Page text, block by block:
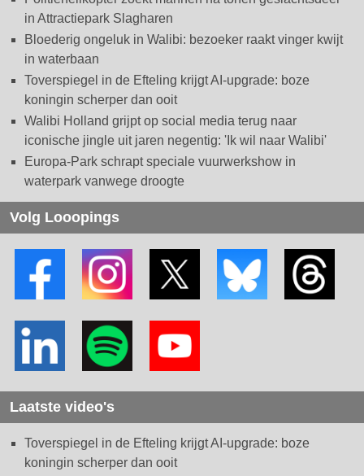
in Attractiepark Slagharen
Bloederig ongeluk in Walibi: bezoeker raakt vinger kwijt
in waterbaan
Toverspiegel in de Efteling krijgt AI-upgrade: boze
koningin scherper dan ooit
Walibi Holland grijpt op social media terug naar
iconische jingle uit jaren negentig: 'Ik wil naar Walibi'
Europa-Park schrapt speciale vuurwerkshow in
waterpark vanwege droogte
Volg Looopings
Laatste video's
Toverspiegel in de Efteling krijgt AI-upgrade: boze
koningin scherper dan ooit